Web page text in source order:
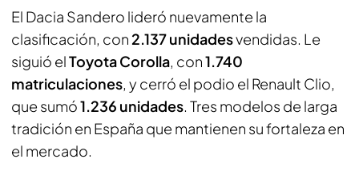
El Dacia Sandero lideró nuevamente la
clasificación, con 2.137 unidadesvendidas. Le
siguió elToyota Corolla, con1.740
matriculaciones, y cerró el podio el Renault Clio,
que sumó1.236 unidades. Tres modelos de larga
tradición en España que mantienen su fortaleza en
el mercado.